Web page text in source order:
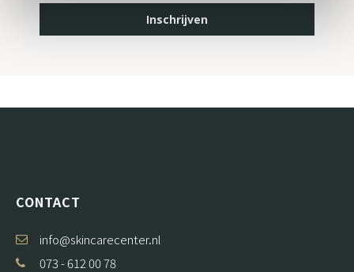
Inschrijven
CONTACT
info@skincarecenter.nl
073 - 612 00 78